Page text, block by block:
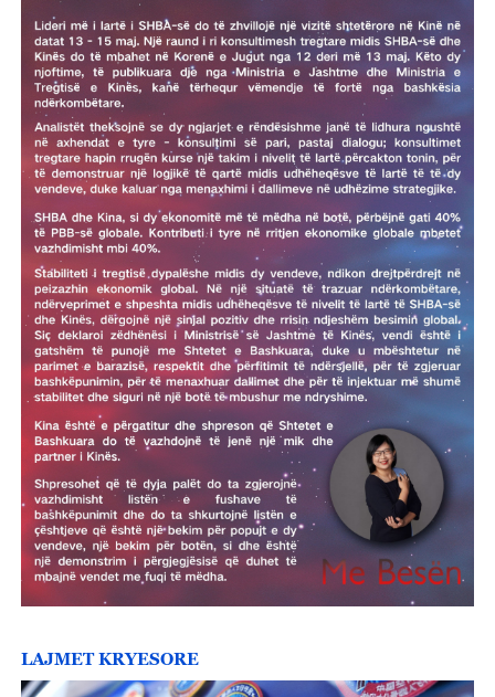
LAJMET KRYESORE